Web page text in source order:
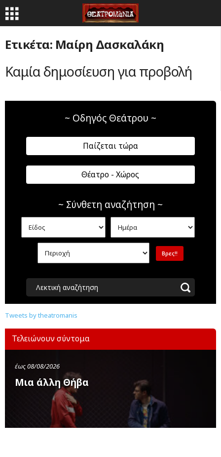
Ετικέτα: Μαίρη Δασκαλάκη
Καμία δημοσίευση για προβολή
~ Οδηγός Θεάτρου ~
Παίζεται τώρα
Θέατρο - Χώρος
~ Σύνθετη αναζήτηση ~
Λεκτική αναζήτηση
Tweets by theatromanis
Τελειώνουν σύντομα
έως 08/08/2026
Μια άλλη Θήβα